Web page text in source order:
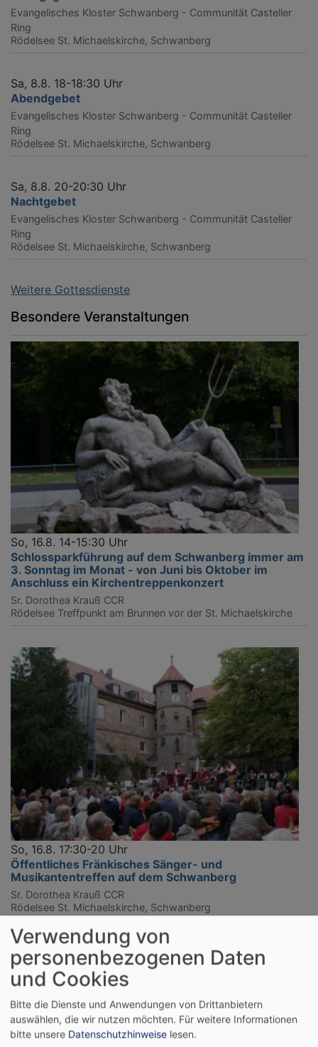
Evangelisches Kloster Schwanberg - Communität Casteller
Ring
Rödelsee St. Michaelskirche, Schwanberg
Sa, 8.8. 18-18:30 Uhr
Abendgebet
Evangelisches Kloster Schwanberg - Communität Casteller
Ring
Rödelsee St. Michaelskirche, Schwanberg
Sa, 8.8. 20-20:30 Uhr
Nachtgebet
Evangelisches Kloster Schwanberg - Communität Casteller
Ring
Rödelsee St. Michaelskirche, Schwanberg
Weitere Gottesdienste
Besondere Veranstaltungen
So, 16.8. 14-15:30 Uhr
Schlossparkführung auf dem Schwanberg immer am
3. Sonntag im Monat - von Juni bis Oktober im
Anschluss ein Kirchentreppenkonzert
Sr. Dorothea Krauß CCR
Rödelsee Treffpunkt am Brunnen vor der St. Michaelskirche
So, 16.8. 17:30-20 Uhr
Öffentliches Fränkisches Sänger- und
Musikantentreffen auf dem Schwanberg
Sr. Dorothea Krauß CCR
Rödelsee St. Michaelskirche, Schwanberg
Verwendung von
personenbezogenen Daten
und Cookies
Bitte die Dienste und Anwendungen von Drittanbietern
auswählen, die wir nutzen möchten. Für weitere Informationen
bitte unsere Datenschutzhinweise lesen.